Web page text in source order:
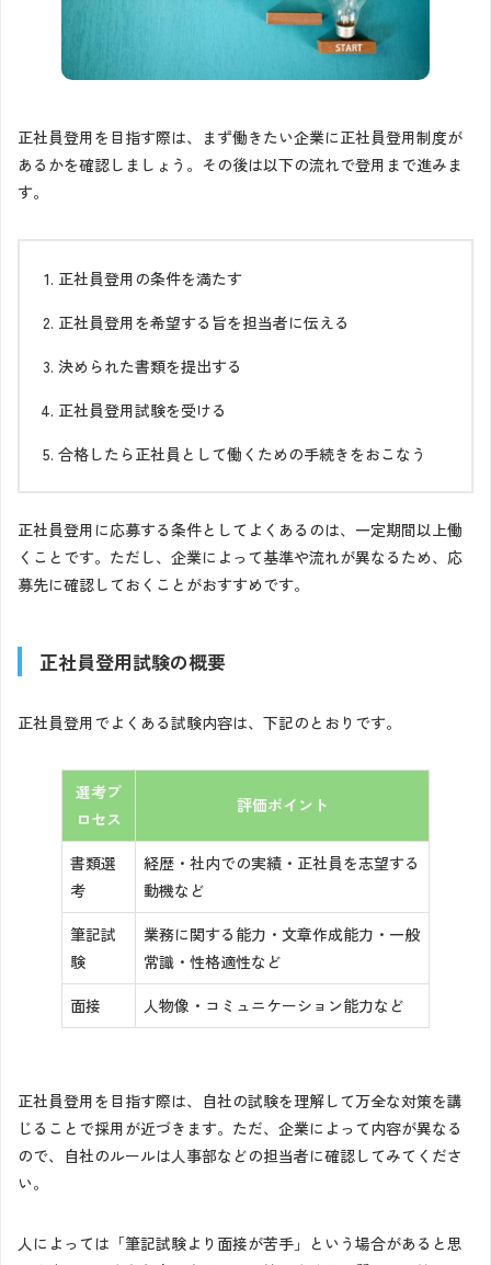
正社員登用を目指す際は、まず働きたい企業に正社員登用制度が
あるかを確認しましょう。その後は以下の流れで登用まで進みま
す。
正社員登用の条件を満たす
正社員登用を希望する旨を担当者に伝える
決められた書類を提出する
正社員登用試験を受ける
合格したら正社員として働くための手続きをおこなう
正社員登用に応募する条件としてよくあるのは、一定期間以上働
くことです。ただし、企業によって基準や流れが異なるため、応
募先に確認しておくことがおすすめです。
正社員登用試験の概要
正社員登用でよくある試験内容は、下記のとおりです。
選考プ
ロセス
評価ポイント
書類選
考
経歴・社内での実績・正社員を志望する
動機など
筆記試
験
業務に関する能力・文章作成能力・一般
常識・性格適性など
面接
人物像・コミュニケーション能力など
正社員登用を目指す際は、自社の試験を理解して万全な対策を講
じることで採用が近づきます。ただ、企業によって内容が異なる
ので、自社のルールは人事部などの担当者に確認してみてくださ
い。
人によっては「筆記試験より面接が苦手」という場合があると思